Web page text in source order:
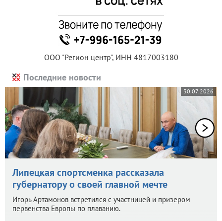
ООО "Регион центр", ИНН 4817003180
Последние новости
30.07.2026
Липецкая спортсменка рассказала
губернатору о своей главной мечте
Игорь Артамонов встретился с участницей и призером
первенства Европы по плаванию.